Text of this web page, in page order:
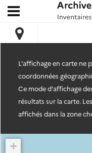
Archives
Ouvrir le menu
L'affichage en carte ne
coordonnées
Ce mode d'affichage
résultats sur la carte.
affichés dans la zone
+